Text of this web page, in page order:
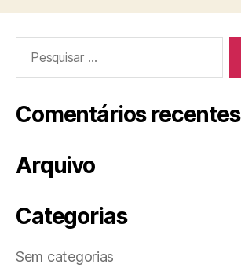
por:
Comentários recentes
Arquivo
Categorias
Sem categorias